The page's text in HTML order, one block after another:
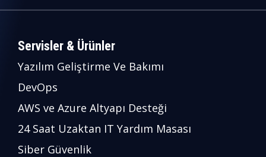
Servisler & Ürünler
Yazılım Geliştirme Ve Bakımı
DevOps
AWS ve Azure Altyapı Desteği
24 Saat Uzaktan IT Yardım Masası
Siber Güvenlik